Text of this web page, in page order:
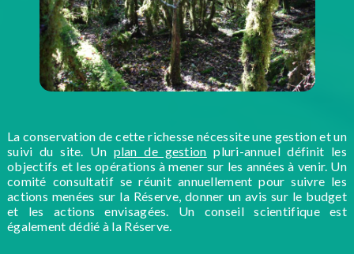
La conservation de cette richesse nécessite une gestion et un
suivi du site. Un plan de gestion pluri-annuel définit les
objectifs et les opérations à mener sur les années à venir. Un
comité consultatif se réunit annuellement pour suivre les
actions menées sur la Réserve, donner un avis sur le budget
et les actions envisagées. Un conseil scientifique est
également dédié à la Réserve.